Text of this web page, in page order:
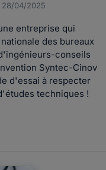
28/04/2025
entreprise qui
des bureaux
conseils
Syntec-Cinov
d'essai à respecter
techniques !